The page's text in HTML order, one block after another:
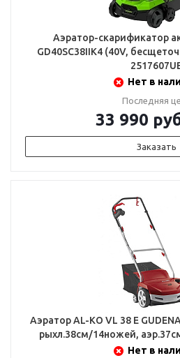
Аэратор-скарификатор
GD40SC38IIK4 (40V,
Нет в
Последняя
33 990
Заказать
Аэратор AL-KO VL 38 E
рыхл.38см/14ножей,
Нет в